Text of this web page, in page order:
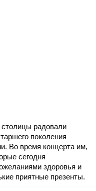
радовали
поколения
Во время концерта им,
сегодня
здоровья и
приятные презенты.